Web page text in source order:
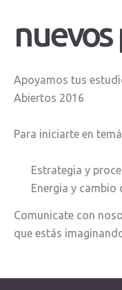
nuevos
Apoyamos tus
Abiertos 2016
Para iniciarte en
Estrategia y
Energia y cambio
Comunicate con
que estás